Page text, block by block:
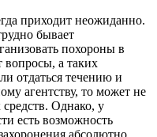
приходит неожиданно.
бывает
похороны в
а таких
отдаться течению и
агентству, то может не
Однако, у
есть возможность